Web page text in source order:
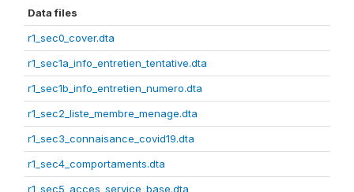
Data files
r1_sec0_cover.dta
r1_sec1a_info_entretien_tentative.dta
r1_sec1b_info_entretien_numero.dta
r1_sec2_liste_membre_menage.dta
r1_sec3_connaisance_covid19.dta
r1_sec4_comportaments.dta
r1_sec5_acces_service_base.dta